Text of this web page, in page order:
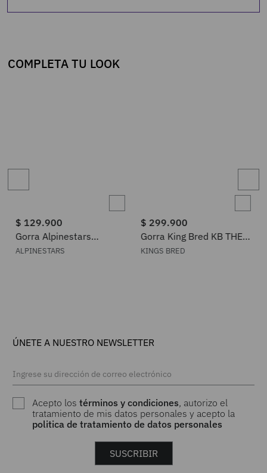
COMPLETA TU LOOK
$ 129.900
Gorra Alpinestars
Ageless Shadow Trucker
ALPINESTARS
$ 299.900
Gorra King Bred KB THE
SOUTHTOWN
KINGS BRED
ÚNETE A NUESTRO NEWSLETTER
Acepto lostérminos y condiciones, autorizo el
tratamiento de mis datos personales y acepto la
politica de tratamiento de datos personales
SUSCRIBIR